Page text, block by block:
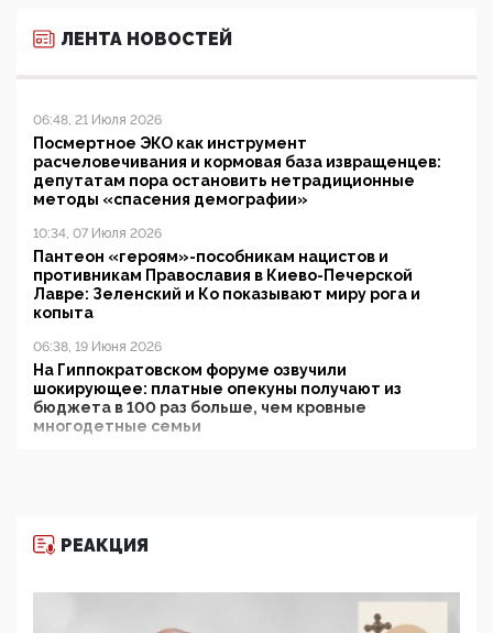
ЛЕНТА НОВОСТЕЙ
06:48, 21 Июля 2026
Посмертное ЭКО как инструмент
расчеловечивания и кормовая база извращенцев:
депутатам пора остановить нетрадиционные
методы «спасения демографии»
10:34, 07 Июля 2026
Пантеон «героям»-пособникам нацистов и
противникам Православия в Киево-Печерской
Лавре: Зеленский и Ко показывают миру рога и
копыта
06:38, 19 Июня 2026
На Гиппократовском форуме озвучили
шокирующее: платные опекуны получают из
бюджета в 100 раз больше, чем кровные
многодетные семьи
11:53, 09 Июня 2026
деятельность ИИТО ЮНЕСКО в России, но
цифроглобалисты продолжают определять
РЕАКЦИЯ